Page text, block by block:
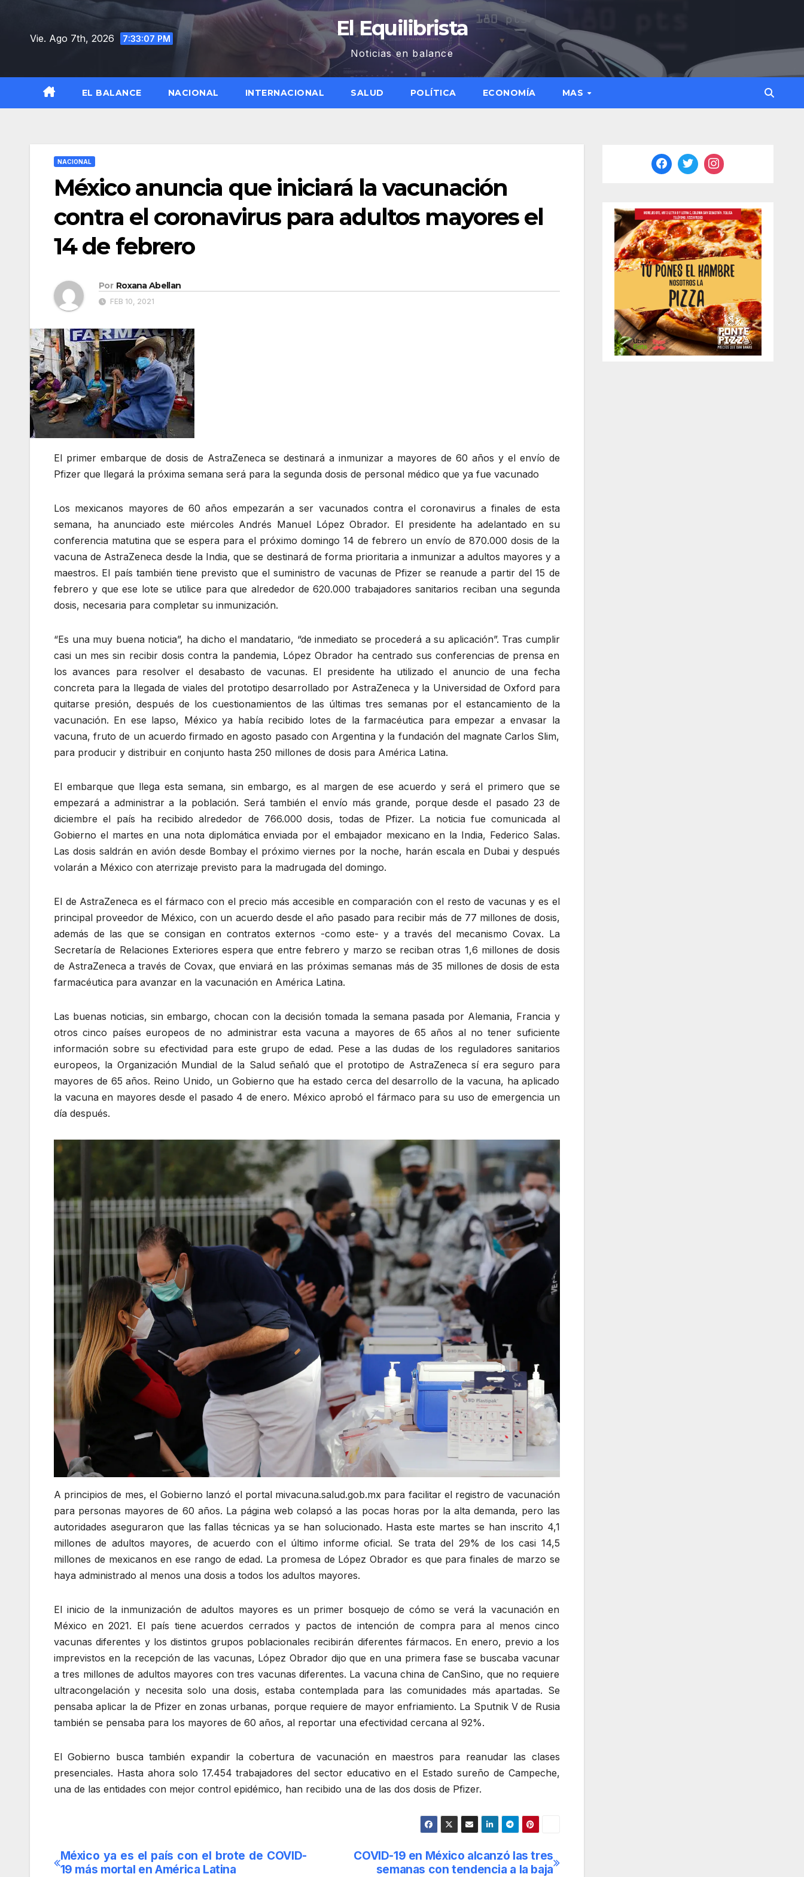
contenidoVie. Ago 7th, 2026 7:33:08 PM El Equilibrista
Noticias en balance
EL BALANCE NACIONAL INTERNACIONAL SALUD POLÍTICA ECONOMÍA MAS
NACIONAL
México anuncia que iniciará la vacunación
contra el coronavirus para adultos mayores el
14 de febrero
Por Roxana Abellan
FEB 10, 2021
El primer embarque de dosis de AstraZeneca se destinará a inmunizar a mayores de 60 años y el envío de
Pfizer que llegará la próxima semana será para la segunda dosis de personal médico que ya fue vacunado
Los mexicanos mayores de 60 años empezarán a ser vacunados contra el coronavirus a finales de esta
semana, ha anunciado este miércoles Andrés Manuel López Obrador. El presidente ha adelantado en su
conferencia matutina que se espera para el próximo domingo 14 de febrero un envío de 870.000 dosis de la
vacuna de AstraZeneca desde la India, que se destinará de forma prioritaria a inmunizar a adultos mayores y a
maestros. El país también tiene previsto que el suministro de vacunas de Pfizer se reanude a partir del 15 de
febrero y que ese lote se utilice para que alrededor de 620.000 trabajadores sanitarios reciban una segunda
dosis, necesaria para completar su inmunización.
“Es una muy buena noticia”, ha dicho el mandatario, “de inmediato se procederá a su aplicación”. Tras cumplir
casi un mes sin recibir dosis contra la pandemia, López Obrador ha centrado sus conferencias de prensa en
los avances para resolver el desabasto de vacunas. El presidente ha utilizado el anuncio de una fecha
concreta para la llegada de viales del prototipo desarrollado por AstraZeneca y la Universidad de Oxford para
quitarse presión, después de los cuestionamientos de las últimas tres semanas por el estancamiento de la
vacunación. En ese lapso, México ya había recibido lotes de la farmacéutica para empezar a envasar la
vacuna, fruto de un acuerdo firmado en agosto pasado con Argentina y la fundación del magnate Carlos Slim,
para producir y distribuir en conjunto hasta 250 millones de dosis para América Latina.
El embarque que llega esta semana, sin embargo, es al margen de ese acuerdo y será el primero que se
empezará a administrar a la población. Será también el envío más grande, porque desde el pasado 23 de
diciembre el país ha recibido alrededor de 766.000 dosis, todas de Pfizer. La noticia fue comunicada al
Gobierno el martes en una nota diplomática enviada por el embajador mexicano en la India, Federico Salas.
Las dosis saldrán en avión desde Bombay el próximo viernes por la noche, harán escala en Dubai y después
volarán a México con aterrizaje previsto para la madrugada del domingo.
El de AstraZeneca es el fármaco con el precio más accesible en comparación con el resto de vacunas y es el
principal proveedor de México, con un acuerdo desde el año pasado para recibir más de 77 millones de dosis,
además de las que se consigan en contratos externos -como este- y a través del mecanismo Covax. La
Secretaría de Relaciones Exteriores espera que entre febrero y marzo se reciban otras 1,6 millones de dosis
de AstraZeneca a través de Covax, que enviará en las próximas semanas más de 35 millones de dosis de esta
farmacéutica para avanzar en la vacunación en América Latina.
Las buenas noticias, sin embargo, chocan con la decisión tomada la semana pasada por Alemania, Francia y
otros cinco países europeos de no administrar esta vacuna a mayores de 65 años al no tener suficiente
información sobre su efectividad para este grupo de edad. Pese a las dudas de los reguladores sanitarios
europeos, la Organización Mundial de la Salud señaló que el prototipo de AstraZeneca sí era seguro para
mayores de 65 años. Reino Unido, un Gobierno que ha estado cerca del desarrollo de la vacuna, ha aplicado
la vacuna en mayores desde el pasado 4 de enero. México aprobó el fármaco para su uso de emergencia un
día después.
A principios de mes, el Gobierno lanzó el portal mivacuna.salud.gob.mx para facilitar el registro de vacunación
para personas mayores de 60 años. La página web colapsó a las pocas horas por la alta demanda, pero las
autoridades aseguraron que las fallas técnicas ya se han solucionado. Hasta este martes se han inscrito 4,1
millones de adultos mayores, de acuerdo con el último informe oficial. Se trata del 29% de los casi 14,5
millones de mexicanos en ese rango de edad. La promesa de López Obrador es que para finales de marzo se
haya administrado al menos una dosis a todos los adultos mayores.
El inicio de la inmunización de adultos mayores es un primer bosquejo de cómo se verá la vacunación en
México en 2021. El país tiene acuerdos cerrados y pactos de intención de compra para al menos cinco
vacunas diferentes y los distintos grupos poblacionales recibirán diferentes fármacos. En enero, previo a los
imprevistos en la recepción de las vacunas, López Obrador dijo que en una primera fase se buscaba vacunar
a tres millones de adultos mayores con tres vacunas diferentes. La vacuna china de CanSino, que no requiere
ultracongelación y necesita solo una dosis, estaba contemplada para las comunidades más apartadas. Se
pensaba aplicar la de Pfizer en zonas urbanas, porque requiere de mayor enfriamiento. La Sputnik V de Rusia
también se pensaba para los mayores de 60 años, al reportar una efectividad cercana al 92%.
El Gobierno busca también expandir la cobertura de vacunación en maestros para reanudar las clases
presenciales. Hasta ahora solo 17.454 trabajadores del sector educativo en el Estado sureño de Campeche,
una de las entidades con mejor control epidémico, han recibido una de las dos dosis de Pfizer.
Navegación
COVID-19 en México alcanzó las tres
semanas con tendencia a la baja
México ya es el país con el brote de COVID-
19 más mortal en América Latina